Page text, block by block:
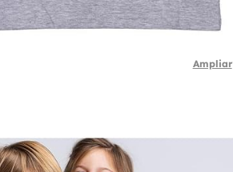
Ampliar